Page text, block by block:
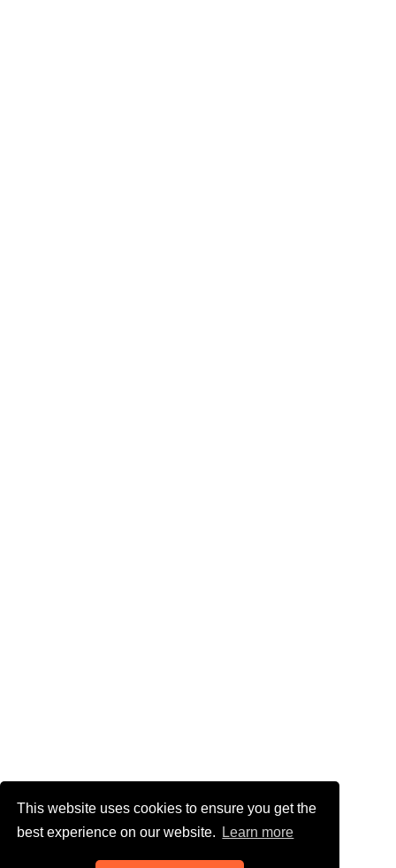
This website uses cookies to ensure you get the
best experience on our website.
Learn more